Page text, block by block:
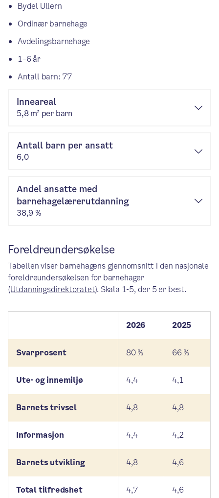
Bydel Ullern
Ordinær barnehage
Avdelingsbarnehage
1–6 år
Antall barn: 77
Inneareal
5,8 m² per barn
Antall barn per ansatt
6,0
Andel ansatte med
barnehagelærerutdanning
38,9 %
Foreldreundersøkelse
Tabellen viser barnehagens gjennomsnitt i den nasjonale
foreldreundersøkelsen for barnehager
(Utdanningsdirektoratet). Skala 1-5, der 5 er best.
2026 2025
Svarprosent 80 % 66 %
Ute- og innemiljø 4,4 4,1
Barnets trivsel 4,8 4,8
Informasjon 4,4 4,2
Barnets utvikling 4,8 4,6
Total tilfredshet 4,7 4,6